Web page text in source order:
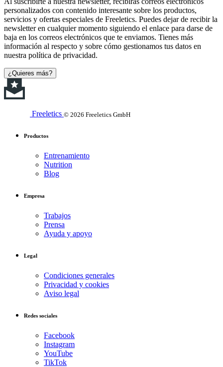
personalizados con contenido interesante sobre los productos,
servicios y ofertas especiales de Freeletics. Puedes dejar de recibir la
newsletter en cualquier momento siguiendo el enlace para darse de
baja en los correos electrónicos que te enviamos. Tienes más
información al respecto y sobre cómo gestionamos tus datos en
nuestra política de privacidad.
¿Quieres más?
Freeletics © 2026 Freeletics GmbH
Productos
Entrenamiento
Nutrition
Blog
Empresa
Trabajos
Prensa
Ayuda y apoyo
Legal
Condiciones generales
Privacidad y cookies
Aviso legal
Redes sociales
Facebook
Instagram
YouTube
TikTok